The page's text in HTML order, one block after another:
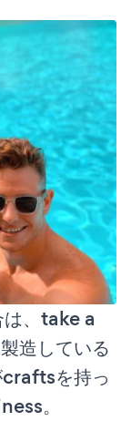
、take a
造している
を持っ
。